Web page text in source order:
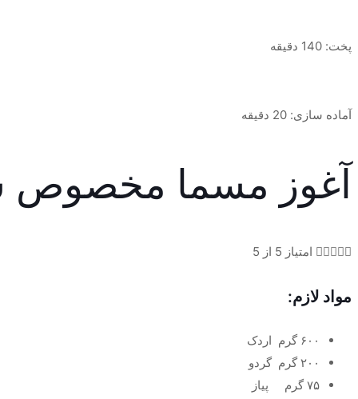
پخت: 140 دقیقه
آماده سازی: 20 دقیقه
آغوز مسما مخصوص
 امتیاز 5 از 5
مواد لازم:
۶۰۰ گرم اردک
۲۰۰ گرم گردو
۷۵ گرم پیاز